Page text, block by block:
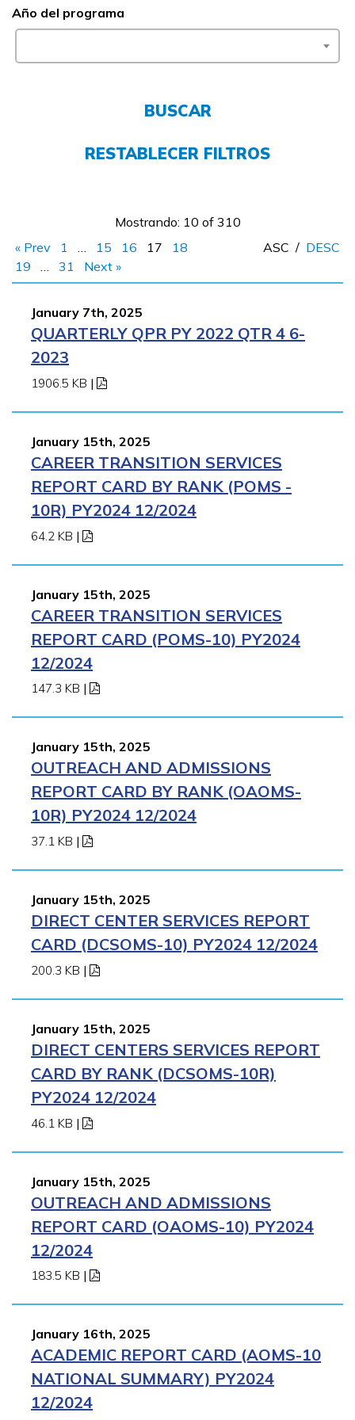
Empleadores
COMIENZA YA
Año del programa
BUSCAR
RESTABLECER FILTROS
Mostrando: 10 of 310
« Prev
1 … 15 16 17
18
19
… 31 Next »
ASC / DESC
January 7th, 2025
QUARTERLY QPR PY 2022 QTR 4 6-
2023
1906.5 KB |
January 15th, 2025
CAREER TRANSITION SERVICES
REPORT CARD BY RANK (POMS -
10R) PY2024 12/2024
64.2 KB |
January 15th, 2025
CAREER TRANSITION SERVICES
REPORT CARD (POMS-10) PY2024
12/2024
147.3 KB |
January 15th, 2025
OUTREACH AND ADMISSIONS
REPORT CARD BY RANK (OAOMS-
10R) PY2024 12/2024
37.1 KB |
January 15th, 2025
DIRECT CENTER SERVICES REPORT
CARD (DCSOMS-10) PY2024 12/2024
200.3 KB |
January 15th, 2025
DIRECT CENTERS SERVICES REPORT
CARD BY RANK (DCSOMS-10R)
PY2024 12/2024
46.1 KB |
January 15th, 2025
OUTREACH AND ADMISSIONS
REPORT CARD (OAOMS-10) PY2024
12/2024
183.5 KB |
January 16th, 2025
ACADEMIC REPORT CARD (AOMS-10
NATIONAL SUMMARY) PY2024
12/2024